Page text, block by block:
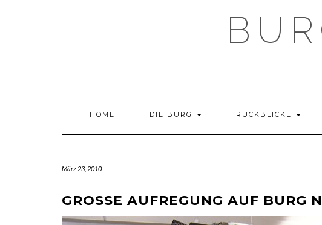
HOME DIE BURG RÜCKBLICKE
März 23, 2010
GROSSE AUFREGUNG AUF BURG